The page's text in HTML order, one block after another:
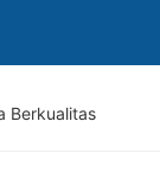
Berkualitas